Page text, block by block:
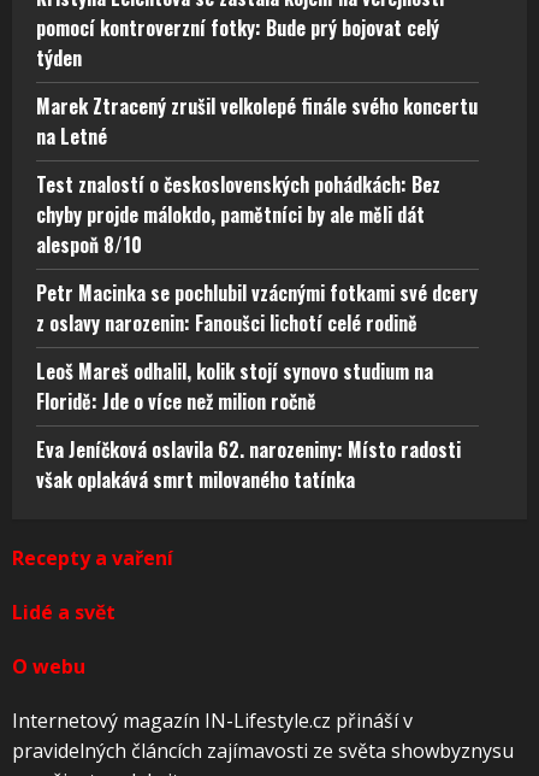
pomocí kontroverzní fotky: Bude prý bojovat celý
týden
Marek Ztracený zrušil velkolepé finále svého koncertu
na Letné
Test znalostí o československých pohádkách: Bez
chyby projde málokdo, pamětníci by ale měli dát
alespoň 8/10
Petr Macinka se pochlubil vzácnými fotkami své dcery
z oslavy narozenin: Fanoušci lichotí celé rodině
Leoš Mareš odhalil, kolik stojí synovo studium na
Floridě: Jde o více než milion ročně
Eva Jeníčková oslavila 62. narozeniny: Místo radosti
však oplakává smrt milovaného tatínka
Recepty a vaření
Lidé a svět
O webu
Internetový magazín IN-Lifestyle.cz přináší v
pravidelných článcích zajímavosti ze světa showbyznysu